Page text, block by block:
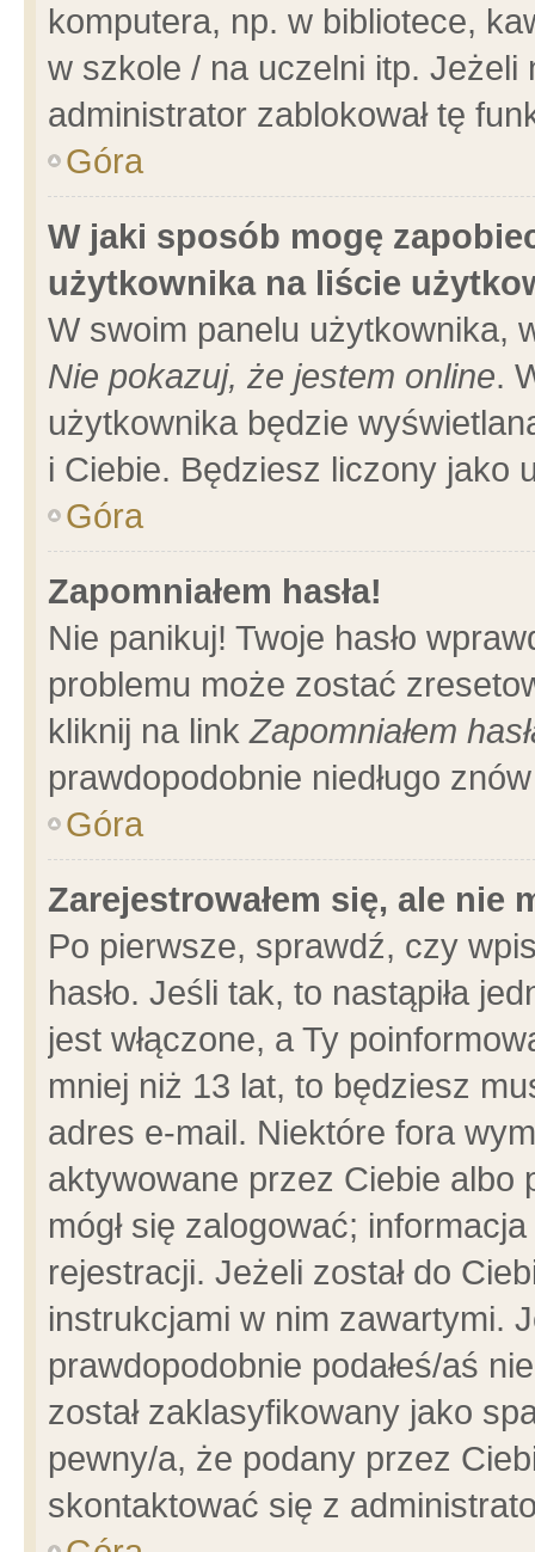
komputera, np. w bibliotece,
w szkole / na uczelni itp.
administrator zablokował tę
Góra
W jaki sposób mogę
użytkownika na liście
W swoim panelu użytkownika,
Nie pokazuj, że jestem online.
użytkownika będzie
i Ciebie. Będziesz liczony jako
Góra
Zapomniałem hasła!
Nie panikuj! Twoje hasło
problemu może zostać
kliknij na linkZapomniałem
prawdopodobnie niedługo
Góra
Zarejestrowałem się, ale nie
Po pierwsze, sprawdź, czy
hasło. Jeśli tak, to nastąpiła
jest włączone, a Ty
mniej niż 13 lat, to będziesz
adres e-mail. Niektóre fora
aktywowane przez Ciebie albo
mógł się zalogować;
rejestracji. Jeżeli został do
instrukcjami w nim zawartymi.
prawdopodobnie podałeś/aś
został zaklasyfikowany jako
pewny/a, że podany przez
skontaktować się z